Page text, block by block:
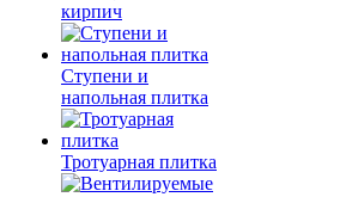
кирпич
Ступени и
напольная плитка
Тротуарная плитка